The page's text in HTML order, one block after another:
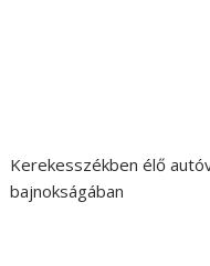
Kerekesszékben élő
bajnokságában